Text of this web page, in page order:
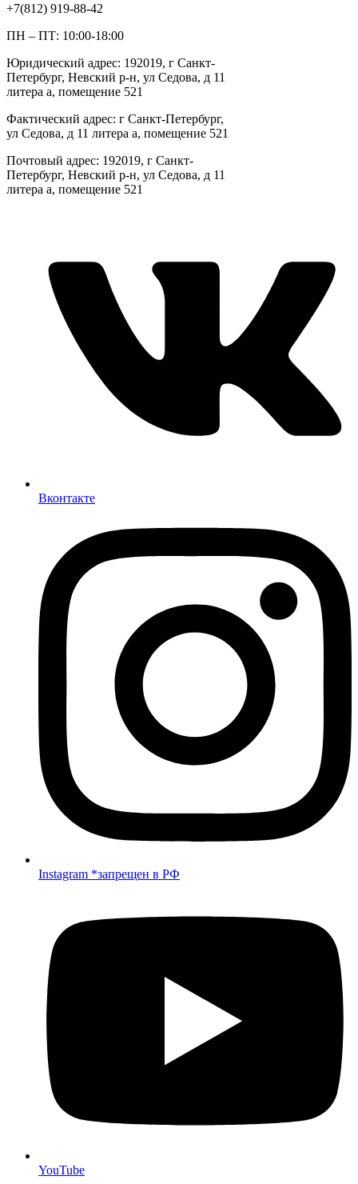
+7(812) 919-88-42
ПН – ПТ: 10:00-18:00
Юридический адрес: 192019, г Санкт-
Петербург, Невский р-н, ул Седова, д 11
литера а, помещение 521
Фактический адрес: г Санкт-Петербург,
ул Седова, д 11 литера а, помещение 521
Почтовый адрес: 192019, г Санкт-
Петербург, Невский р-н, ул Седова, д 11
литера а, помещение 521
Вконтакте
Instagram *запрещен в РФ
YouTube